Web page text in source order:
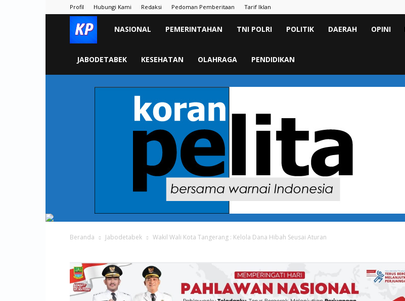
Profil Hubungi Kami Redaksi Pedoman Pemberitaan Tarif Iklan
KORAN
PELITA
NASIONAL PEMERINTAHAN TNI POLRI POLITIK DAERAH OPINI
JABODETABEK KESEHATAN OLAHRAGA PENDIDIKAN
Beranda Jabodetabek Wakil Wali Kota Tangerang : Kelola Dana Hibah Seusai Aturan